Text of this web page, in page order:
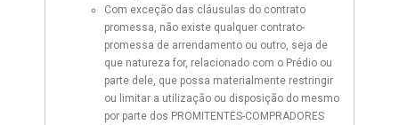
Com exceção das cláusulas do contrato
promessa, não existe qualquer contrato-
promessa de arrendamento ou outro, seja de
que natureza for, relacionado com o Prédio ou
parte dele, que possa materialmente restringir
ou limitar a utilização ou disposição do mesmo
por parte dos PROMITENTES-COMPRADORES